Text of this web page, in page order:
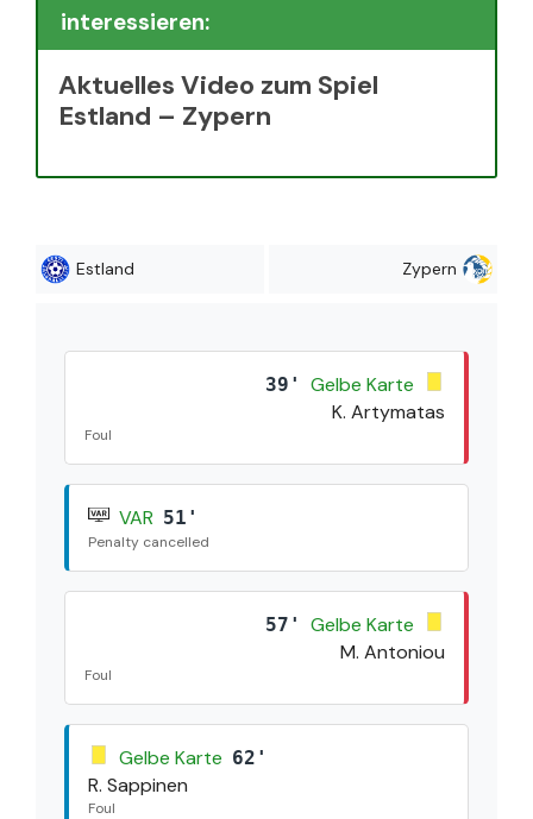
interessieren:
Aktuelles Video zum Spiel
Estland – Zypern
Estland Zypern
39'
Gelbe Karte
K. Artymatas
Foul
VAR 51'
Penalty cancelled
57'
Gelbe Karte
M. Antoniou
Foul
Gelbe Karte 62'
R. Sappinen
Foul